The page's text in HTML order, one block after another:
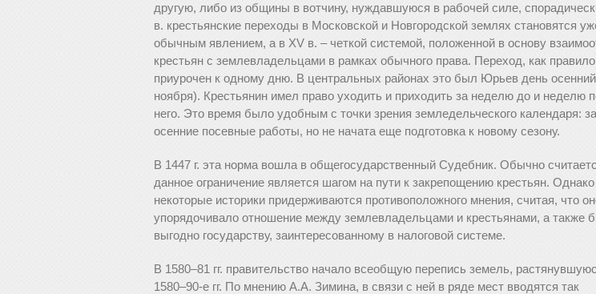
другую, либо из общины в вотчину, нуждавшуюся в рабочей силе,
в. крестьянские переходы в Московской и Новгородской землях становятся
обычным явлением, а в XV в. – четкой системой, положенной в основу
крестьян с землевладельцами в рамках обычного права. Переход, как
приурочен к одному дню. В центральных районах это был Юрьев день
ноября). Крестьянин имел право уходить и приходить за неделю до и неделю
него. Это время было удобным с точки зрения земледельческого календаря:
осенние посевные работы, но не начата еще подготовка к новому сезону.
В 1447 г. эта норма вошла в общегосударственный Судебник. Обычно
данное ограничение является шагом на пути к закрепощению крестьян. Однако
некоторые историки придерживаются противоположного мнения, считая, что
упорядочивало отношение между землевладельцами и крестьянами, а также
выгодно государству, заинтересованному в налоговой системе.
В 1580–81 гг. правительство начало всеобщую перепись земель,
1580–90-е гг. По мнению А.А. Зимина, в связи с ней в ряде мест вводятся так